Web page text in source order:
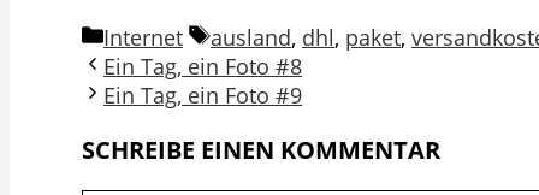
Kategorien
Internet Schlagwörter
ausland, dhl, paket,
Ein Tag, ein Foto #8
Ein Tag, ein Foto #9
SCHREIBE EINEN KOMMENTAR